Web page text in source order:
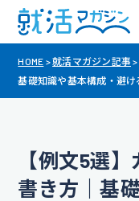
HOME >就活マガジン記事 >
基礎知識や基本構成・避け
【例文5選
書き方｜基